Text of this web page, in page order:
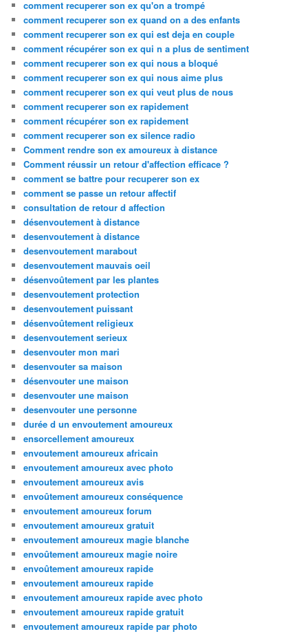
comment recuperer son ex qu'on a trompé
comment recuperer son ex quand on a des enfants
comment recuperer son ex qui est deja en couple
comment récupérer son ex qui n a plus de sentiment
comment recuperer son ex qui nous a bloqué
comment recuperer son ex qui nous aime plus
comment recuperer son ex qui veut plus de nous
comment recuperer son ex rapidement
comment récupérer son ex rapidement
comment recuperer son ex silence radio
Comment rendre son ex amoureux à distance
Comment réussir un retour d'affection efficace ?
comment se battre pour recuperer son ex
comment se passe un retour affectif
consultation de retour d affection
désenvoutement à distance
desenvoutement à distance
desenvoutement marabout
desenvoutement mauvais oeil
désenvoûtement par les plantes
desenvoutement protection
desenvoutement puissant
désenvoûtement religieux
desenvoutement serieux
desenvouter mon mari
desenvouter sa maison
désenvouter une maison
desenvouter une maison
desenvouter une personne
durée d un envoutement amoureux
ensorcellement amoureux
envoutement amoureux africain
envoutement amoureux avec photo
envoutement amoureux avis
envoûtement amoureux conséquence
envoutement amoureux forum
envoutement amoureux gratuit
envoutement amoureux magie blanche
envoûtement amoureux magie noire
envoûtement amoureux rapide
envoutement amoureux rapide
envoutement amoureux rapide avec photo
envoutement amoureux rapide gratuit
envoutement amoureux rapide par photo